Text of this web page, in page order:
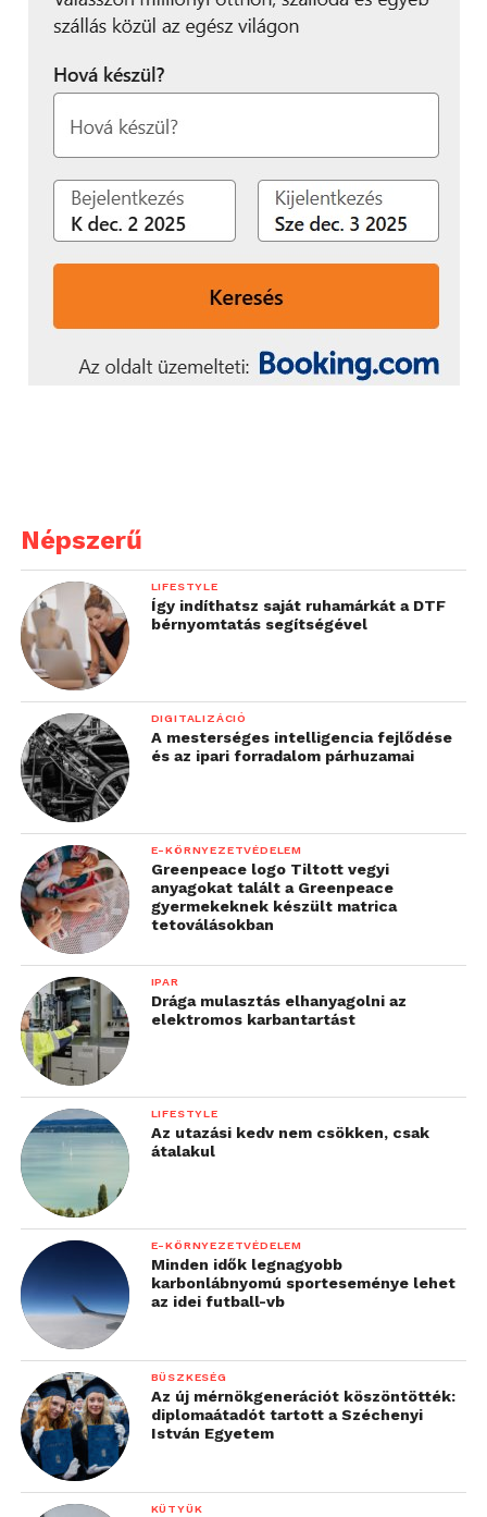
kismamáknak
„A programban
lehetőség, ami különösen
fontos azoknak, akik
kisgyermek mellett vagy
fokozatosan szeretnének
visszatérni a munka
világába.”
–tette hozzá Fremda Balázs.
Ugyanakkor a programra
nemcsak a kisgyermekes
anyákat várjuk, hanem
mindenkit, aki hosszabb
szünet után szeretne
visszatérni a munka
világába – legyen szó
továbbtanulásról,
egészségügyi okról vagy
karrierváltásról. A
visszatérőkbe fektetni
munkaadóként is megéri:
az elmúlt években
mérnökök, pénzügyi
szakemberek,
informatikusok, tanárok
és kutatók is sikerrel
tértek vissza, és közülük
sokan már teljes
Népszerű
LIFESTYLE
Így indíthatsz saját ruhamárkát a DTF
bérnyomtatás segítségével
DIGITALIZÁCIÓ
A mesterséges intelligencia fejlődése
és az ipari forradalom párhuzamai
E-KÖRNYEZETVÉDELEM
Greenpeace logo Tiltott vegyi
anyagokat talált a Greenpeace
gyermekeknek készült matrica
tetoválásokban
IPAR
Drága mulasztás elhanyagolni az
elektromos karbantartást
LIFESTYLE
Az utazási kedv nem csökken, csak
átalakul
E-KÖRNYEZETVÉDELEM
Minden idők legnagyobb
karbonlábnyomú sporteseménye lehet
az idei futball-vb
BÜSZKESÉG
Az új mérnökgenerációt köszöntötték:
diplomaátadót tartott a Széchenyi
István Egyetem
KÜTYÜK